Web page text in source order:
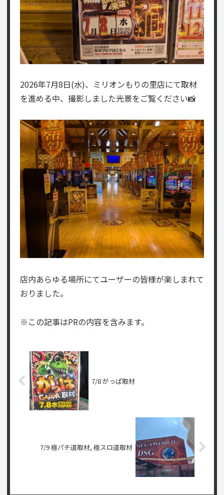
2026年7月8日(水)、ミリオンもりの里店にて取材
を進める中、撮影しました光景をご覧ください📸
店内あらゆる場所にてユーザーの皆様が楽しまれて
おりました。
※この記事はPRの内容を含みます。
7/8 がっぱ取材
7/9 極パチ道取材, 極スロ道取材